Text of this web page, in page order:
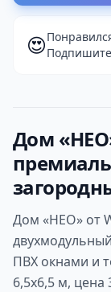
😍
Дом
Дом «НЕО» от
ПВХ окнами и
6,5х6,5 м, цена